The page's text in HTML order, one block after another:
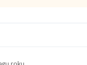
roku